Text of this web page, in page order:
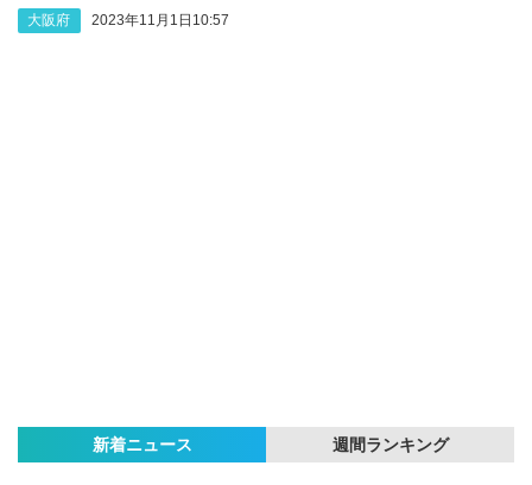
大阪府 2023年11月1日10:57
新着ニュース 週間ランキング